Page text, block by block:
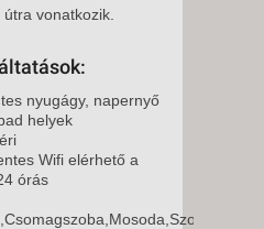
vonatkozik.
nyugágy, napernyő
helyek
Wifi elérhető a
órás